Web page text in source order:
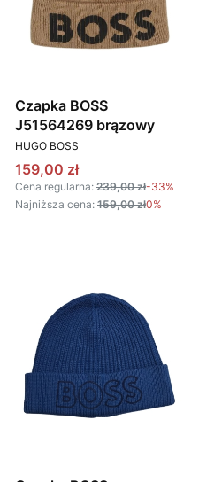
Czapka BOSS
J51564269 brązowy
PRODUCENT
HUGO BOSS
Cena promocyjna
159,00 zł
Cena regularna: 239,00 zł-33%
Najniższa cena: 159,00 zł0%